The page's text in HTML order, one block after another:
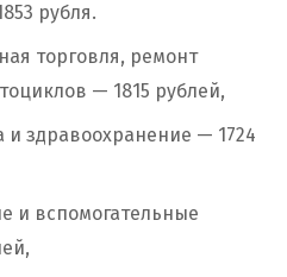
рубля.
торговля, ремонт
— 1815 рублей,
и здравоохранение — 1724
и вспомогательные